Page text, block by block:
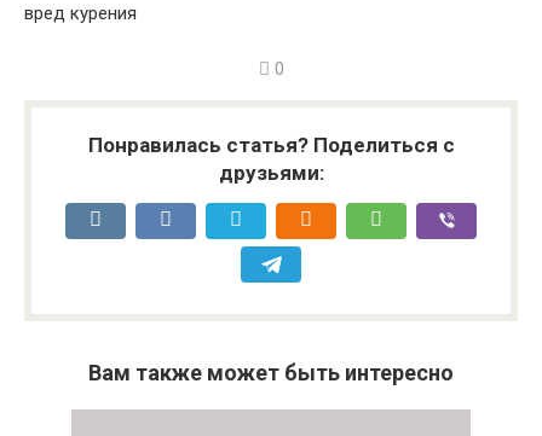
вред курения
0
Понравилась статья? Поделиться с
друзьями:
Вам также может быть интересно